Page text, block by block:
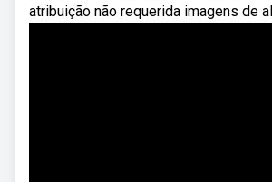
atribuição não requerida imagens de